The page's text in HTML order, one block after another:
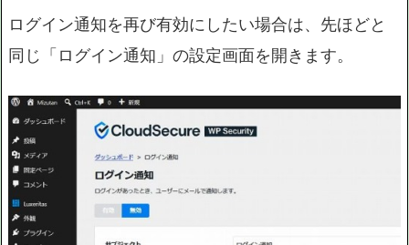
ログイン通知を再び有効にしたい場合は、先ほどと
同じ「ログイン通知」の設定画面を開きます。